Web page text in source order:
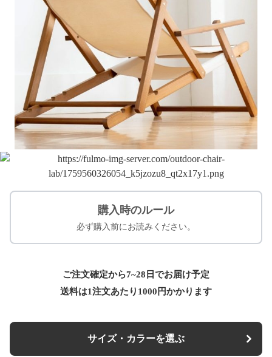
購入時のルール
必ず購入前にお読みください。
ご注文確定から7~28日でお届け予定
送料は1注文あたり 1000 円かかります
サイズ・カラーを選ぶ